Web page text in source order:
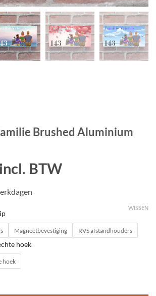
Brushed Aluminium
incl. BTW
Magneetbevestiging RVS afstandhouders
hoek
hoek
WISSEN